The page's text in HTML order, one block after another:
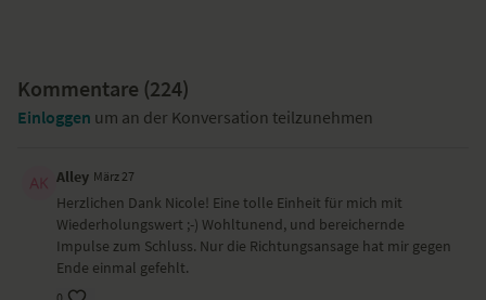
du hier mit gezielten Dehnübungen deine Bewegungsreichweite
erhöhst.
Besondere Yoga-Übungen (Asanas)
Grätsche mit Vorbeuge und gestreckten Armen
Grätsche mit seitlicher Vorbeuge
Grätsche mit seitlicher Armöffnung
Malasana mit Adlerarmen
Kommentare (224)
Einloggen um an der Konversation teilzunehmen
Alley März 27
Herzlichen Dank Nicole! Eine tolle Einheit für mich mit
Wiederholungswert ;-) Wohltunend, und bereichernde
Impulse zum Schluss. Nur die Richtungsansage hat mir gegen
Ende einmal gefehlt.